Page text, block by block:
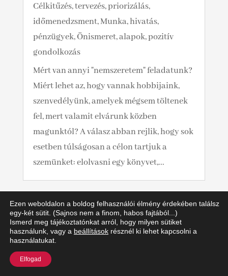
Célkitűzés, tervezés, priorizálás,
időmenedzsment,Munka, hivatás,
pénzügyek,Önismeret, alapok, pozitív
gondolkozás
Mért van annyi "nemszeretem" feladatunk?
Miért lehet az, hogy vannak hobbijaink,
szenvedélyünk, amelyek mégsem töltenek
fel, mert valamit elvárunk közben
magunktól? A válasz abban rejlik, hogy sok
esetben túlságosan a célon tartjuk a
szemünket: elolvasni egy könyvet,...
Melyiket válaszd: önismereti alapú vagy
megoldás fókuszú coaching?
Ezen weboldalon a boldog felhasználói élmény érdekében találsz
egy-két sütit. (Sajnos nem a finom, habos fajtából...)
Ismerd meg tájékoztatónkat arról, hogy milyen sütiket
használunk, vagy a beállítások résznél ki lehet kapcsolni a
használatukat.
Elfogad